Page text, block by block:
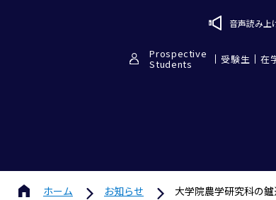
音声読み上
Prospective
Students 受験生 在
ホーム お知らせ
大学院農学研究科の